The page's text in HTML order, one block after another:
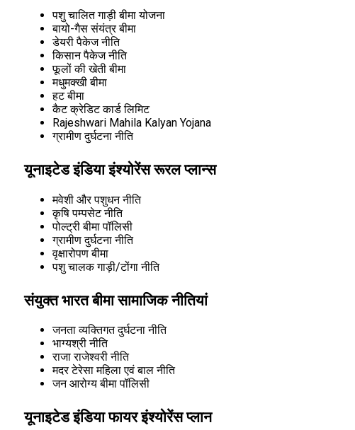
पशु चालित गाड़ी बीमा योजना
बायो-गैस संयंत्र बीमा
डेयरी पैकेज नीति
किसान पैकेज नीति
फूलों की खेती बीमा
मधुमक्खी बीमा
हट बीमा
कैट क्रेडिट कार्ड लिमिट
Rajeshwari Mahila Kalyan Yojana
ग्रामीण दुर्घटना नीति
यूनाइटेड इंडिया इंश्योरेंस रूरल प्लान्स
मवेशी और पशुधन नीति
कृषि पम्पसेट नीति
पोल्ट्री बीमा पॉलिसी
ग्रामीण दुर्घटना नीति
वृक्षारोपण बीमा
पशु चालक गाड़ी/टोंगा नीति
संयुक्त भारत बीमा सामाजिक नीतियां
जनता व्यक्तिगत दुर्घटना नीति
भाग्यश्री नीति
राजा राजेश्वरी नीति
मदर टेरेसा महिला एवं बाल नीति
जन आरोग्य बीमा पॉलिसी
यूनाइटेड इंडिया फायर इंश्योरेंस प्लान